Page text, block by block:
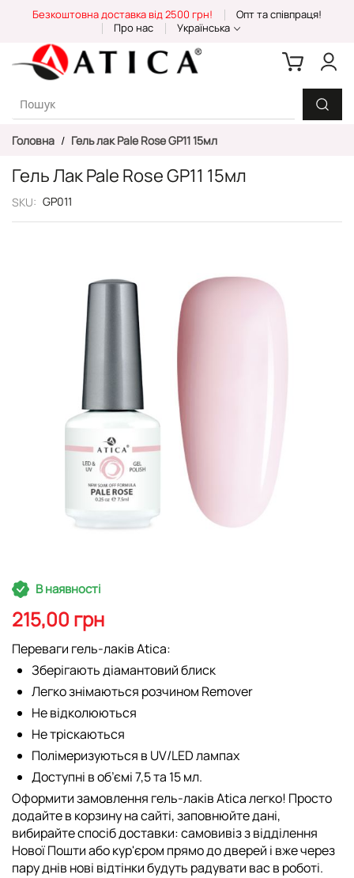
Content
Безкоштовна доставка від 2500 грн!
Опт та співпраця!
Про нас
Українська
Головна Гель лак Pale Rose GP11 15мл
Гель Лак Pale Rose GP11 15мл
SKU GP011
Перейти
до
початку
галереї
зображень
В наявності
215,00 грн
Переваги гель-лаків Atica:
Зберігають діамантовий блиск
Легко знімаються розчином Remover
Не відколюються
Не тріскаються
Полімеризуються в UV/LED лампах
Доступні в об’ємі 7,5 та 15 мл.
Оформити замовлення гель-лаків Atica легко! Просто
додайте в корзину на сайті, заповнюйте дані,
вибирайте спосіб доставки: самовивіз з відділення
Нової Пошти або кур'єром прямо до дверей і вже через
пару днів нові відтінки будуть радувати вас в роботі.